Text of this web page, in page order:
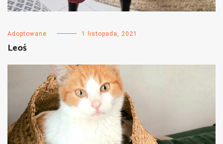
Adoptowane 1 listopada, 2021
Leoś